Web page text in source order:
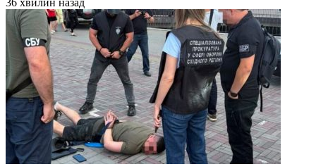
36 хвилин назад